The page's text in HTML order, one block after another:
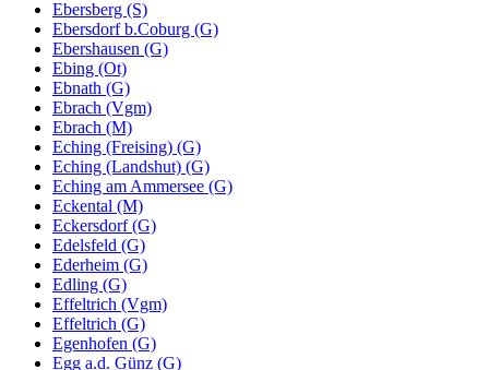
Ebersberg (S)
Ebersdorf b.Coburg (G)
Ebershausen (G)
Ebing (Ot)
Ebnath (G)
Ebrach (Vgm)
Ebrach (M)
Eching (Freising) (G)
Eching (Landshut) (G)
Eching am Ammersee (G)
Eckental (M)
Eckersdorf (G)
Edelsfeld (G)
Ederheim (G)
Edling (G)
Effeltrich (Vgm)
Effeltrich (G)
Egenhofen (G)
Egg a.d. Günz (G)